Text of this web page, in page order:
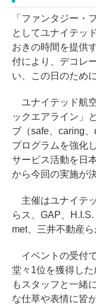
「ファンタジー・
としてユナイテッ
おきの時間を提供
付により、デコレ
い、この日のため
ユナイテッド航
ックエアライン」
ブ（safe、caring
プログラムを強化
サービス活動を日
から今回の実施が
主催はユナイテ
らス、GAP、
met、三井不動産
イベントの受付
堂々1位を獲得し
もスタッフと一緒
な仕草や表情に皆